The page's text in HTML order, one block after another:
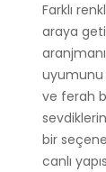
Farklı
araya
uyumunu
ve ferah
bir
canlı